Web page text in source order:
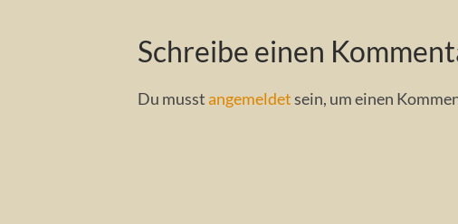
Schreibe einen
Du musst angemeldetsein, um einen